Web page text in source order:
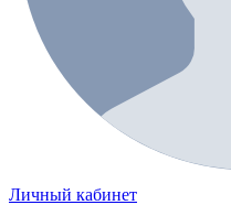
Личный кабинет